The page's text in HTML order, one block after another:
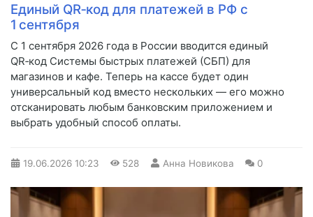
Единый QR‑код для платежей в РФ с
1 сентября
С 1 сентября 2026 года в России вводится единый
QR‑код Системы быстрых платежей (СБП) для
магазинов и кафе. Теперь на кассе будет один
универсальный код вместо нескольких — его можно
отсканировать любым банковским приложением и
выбрать удобный способ оплаты.
19.06.2026 10:23 528 Анна Новикова 0